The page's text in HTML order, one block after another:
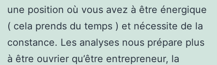
une position où vous avez à être énergique
( cela prends du temps ) et nécessite de la
constance. Les analyses nous prépare plus
à être ouvrier qu’être entrepreneur, la